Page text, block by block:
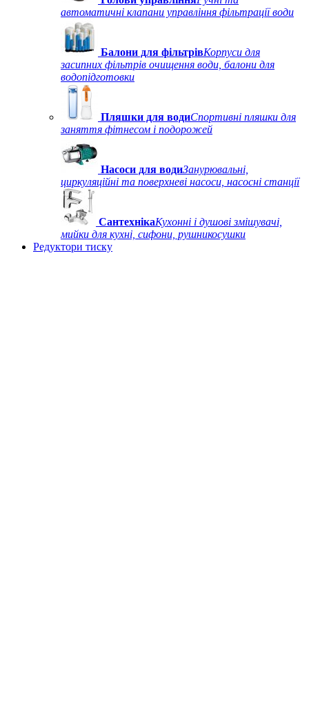
автоматичні клапани управління фільтрації води
Балони для фільтрівКорпуси для
засипних фільтрів очищення води, балони для
водопідготовки
Пляшки для водиСпортивні пляшки для
заняття фітнесом і подорожей
Насоси для водиЗанурювальні,
циркуляційні та поверхневі насоси, насосні станції
СантехнікаКухонні і душові змішувачі,
мийки для кухні, сифони, рушникосушки
Редуктори тиску